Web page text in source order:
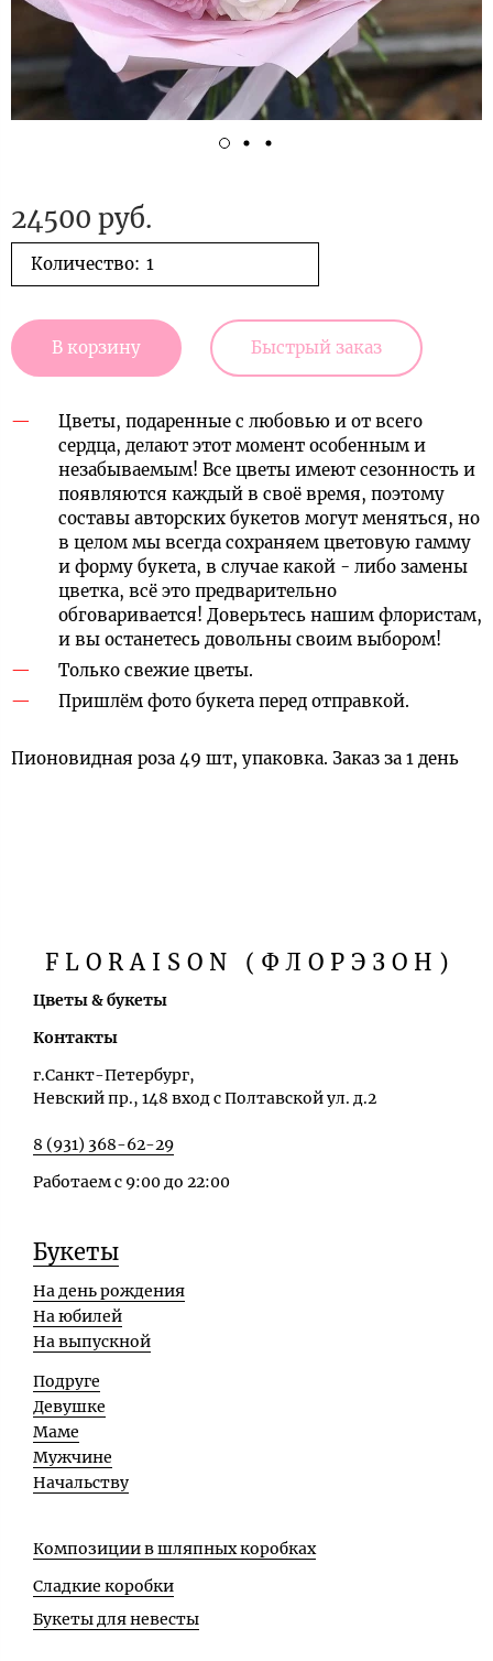
24500 руб.
Количество:
В корзину Быстрый заказ
Цветы, подаренные с любовью и от всего
сердца, делают этот момент особенным и
незабываемым! Все цветы имеют сезонность и
появляются каждый в своё время, поэтому
составы авторских букетов могут меняться, но
в целом мы всегда сохраняем цветовую гамму
и форму букета, в случае какой - либо замены
цветка, всё это предварительно
обговаривается! Доверьтесь нашим флористам,
и вы останетесь довольны своим выбором!
Только свежие цветы.
Пришлём фото букета перед отправкой.
Пионовидная роза 49 шт, упаковка. Заказ за 1 день
FLORAISON (ФЛОРЭЗОН)
Цветы & букеты
Контакты
г.Санкт-Петербург,
Невский пр., 148 вход с Полтавской ул. д.2
8 (931) 368-62-29
Работаем с 9:00 до 22:00
Букеты
На день рождения
На юбилей
На выпускной
Подруге
Девушке
Маме
Мужчине
Начальству
Композиции в шляпных коробках
Сладкие коробки
Букеты для невесты